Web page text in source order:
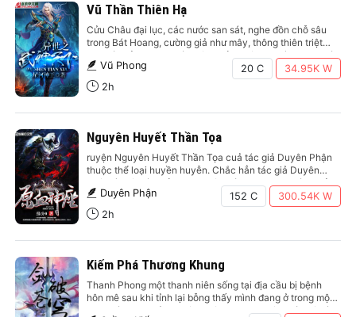
Vũ Thần Thiên Hạ
Cửu Châu đại lục, các nước san sát, nghe đồn chỗ sâu
trong Bát Hoang, cường giả như mây, thông thiên triệt
địa, có thể đoạt tạo hóa, xông cửu thiên. Ngoài Man Thú
sơn mạch, có một thành nhỏ tên Thạch Thành, thiên
mệnh cải biến, có một người…
Vũ Phong 20 C 34.95KW
2h
Nguyên Huyết Thần Tọa
ruyện Nguyên Huyết Thần Tọa cuả tác giả Duyên Phận
thuộc thể loại huyền huyễn. Chắc hẳn tác giả Duyên
Phận là một tác giả quen thuộc với bạn đọ qua tác phẩm
Tiên Lộ Tranh Phong và Vô Tận Võ Trang. Với lối hành
văn đầy logic , đấu…
Duyên Phận 152 C 300.54KW
2h
Kiếm Phá Thương Khung
Thanh Phong một thanh niên sống tại địa cầu bị bệnh
hôn mê sau khi tỉnh lại bỗng thấy mình đang ở trong một
căn phòng lạ hoắc. Thiên Không Đại Lục rộng lớn vô bờ,